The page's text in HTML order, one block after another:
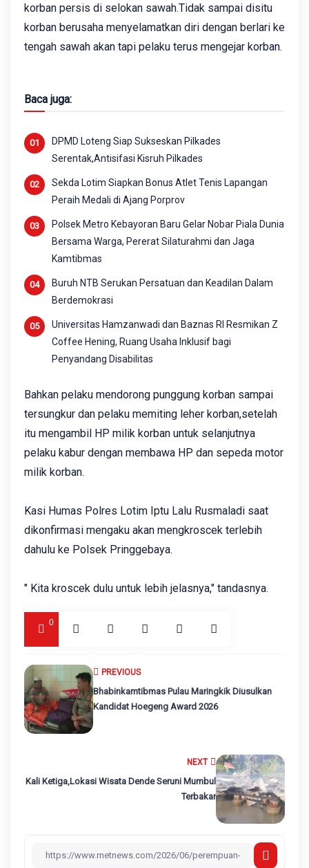
korban persis di selokan sawah.Tidak sampai disitu
korban berusaha menyelamatkan diri dengan berlari ke
tengah sawah akan tapi pelaku terus mengejar korban.
Baca juga:
DPMD Loteng Siap Sukseskan Pilkades
Serentak,Antisifasi Kisruh Pilkades
Sekda Lotim Siapkan Bonus Atlet Tenis Lapangan
Peraih Medali di Ajang Porprov
Polsek Metro Kebayoran Baru Gelar Nobar Piala Dunia
Bersama Warga, Pererat Silaturahmi dan Jaga
Kamtibmas
Buruh NTB Serukan Persatuan dan Keadilan Dalam
Berdemokrasi
Universitas Hamzanwadi dan Baznas RI Resmikan Z
Coffee Hening, Ruang Usaha Inklusif bagi
Penyandang Disabilitas
Bahkan pelaku mendorong punggung korban sampai
tersungkur dan pelaku memiting leher korban,setelah
itu mengambil HP milik korban untuk selanjutnya
pelaku kabur dengan membawa HP dan sepeda motor
milik korban.
Kasi Humas Polres Lotim Iptu Lalu Rusmaladi saat
dikonfirmasi mengaku akan mengkroscek terlebih
dahulu ke Polsek Pringgebaya.
" Kita kroscek dulu untuk lebih jelasnya," tandasnya.
0
NEXT
Kali Ketiga,Lokasi Wisata Dende Seruni Mumbul
Terbakar
PREVIOUS
Bhabinkamtibmas Pulau Maringkik Diusulkan
Kandidat Hoegeng Award 2026